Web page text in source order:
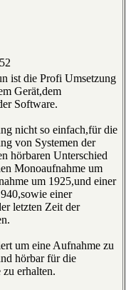
ist die Profi Umsetzung
Gerät,dem
Software.
nicht so einfach,für die
von Systemen der
hörbaren Unterschied
Monoaufnahme um
um 1925,und einer
einer
letzten Zeit der
um eine Aufnahme zu
hörbar für die
erhalten.